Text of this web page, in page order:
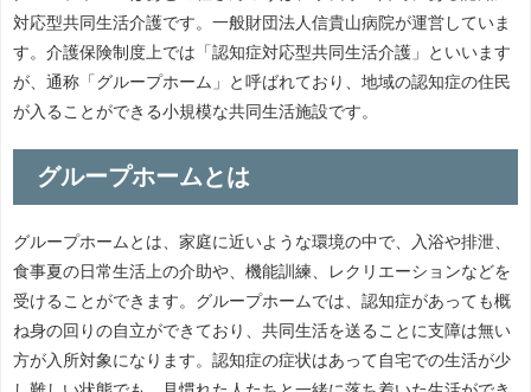
対応型共同生活介護です。一般財団法人信貴山病院が運営していま
す。介護保険制度上では「認知症対応型共同生活介護」といいます
が、通称「グループホーム」と呼ばれており、地域の認知症の住民
が入ることができる小規模な共同生活施設です。
グループホームとは
グループホームとは、家庭に近いような環境の中で、入浴や排泄、
食事夏の日常生活上の介助や、機能訓練、レクリエーションなどを
受けることができます。グループホームでは、認知症があっても概
ね身の回りの自立ができており、共同生活を送ることに支障は無い
方が入所対象になります。認知症の症状はあって自宅での生活が少